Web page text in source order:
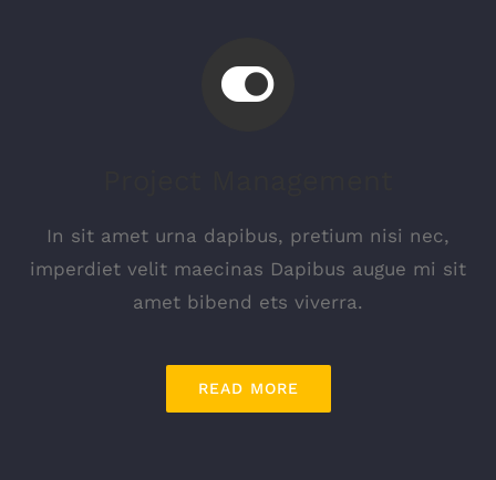
In sit amet urna dapibus, pretium nisi nec,
imperdiet velit maecinas Dapibus augue mi sit
amet bibend ets viverra.
READ MORE